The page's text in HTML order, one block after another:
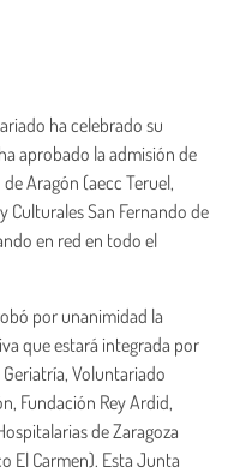
ha celebrado su
aprobado la admisión de
Aragón (aecc Teruel,
Culturales San Fernando de
en red en todo el
por unanimidad la
que estará integrada por
Voluntariado
Fundación Rey Ardid,
de Zaragoza
El Carmen). Esta Junta